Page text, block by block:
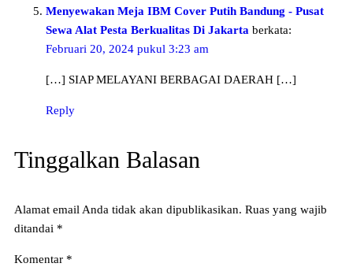
Menyewakan Meja IBM Cover Putih Bandung - Pusat
Sewa Alat Pesta Berkualitas Di Jakarta berkata:
Februari 20, 2024 pukul 3:23 am
[…] SIAP MELAYANI BERBAGAI DAERAH […]
Reply
Tinggalkan Balasan
Alamat email Anda tidak akan dipublikasikan. Ruas yang wajib
ditandai *
Komentar *